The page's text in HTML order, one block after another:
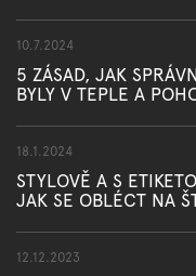
10.7.2024
5 ZÁSAD, JAK
BYLY V TEPLE A
18.1.2024
STYLOVĚ A S
JAK SE OBLÉCT NA
12.12.2023